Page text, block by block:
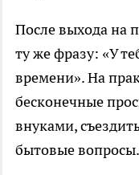
После выхода на
ту же фразу: «У
времени». На
бесконечные
внуками,
бытовые вопросы.